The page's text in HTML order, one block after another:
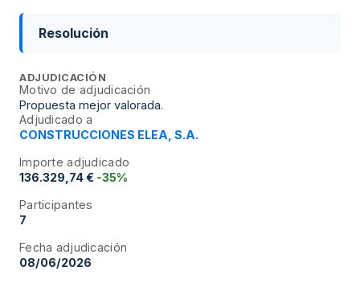
Resolución
ADJUDICACIÓN
Motivo de adjudicación
Propuesta mejor valorada.
Adjudicado a
CONSTRUCCIONES ELEA, S.A.
Importe adjudicado
136.329,74 € -35%
Participantes
7
Fecha adjudicación
08/06/2026